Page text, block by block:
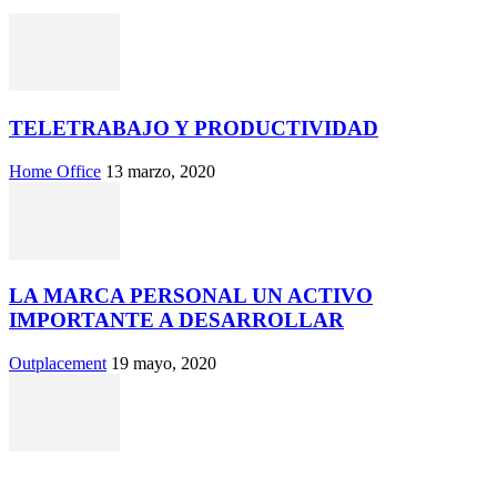
TELETRABAJO Y PRODUCTIVIDAD
Home Office 13 marzo, 2020
LA MARCA PERSONAL UN ACTIVO
IMPORTANTE A DESARROLLAR
Outplacement 19 mayo, 2020